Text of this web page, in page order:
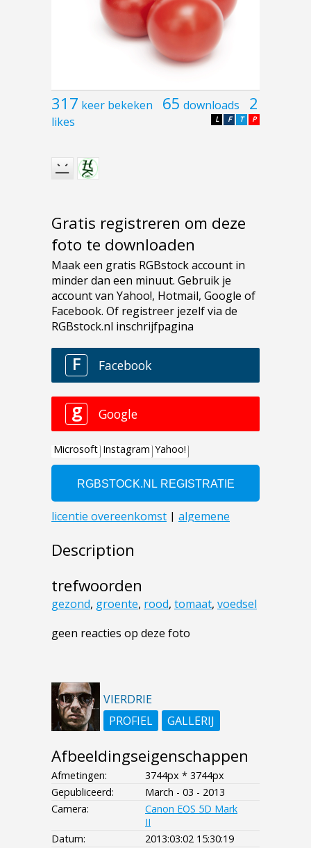
317 keer bekeken 65 downloads 2
likes P
T
F
L
Gratis registreren om deze
foto te downloaden
Description
trefwoorden
gezond, groente, rood, tomaat, voedsel
geen reacties op deze foto
VIERDRIE
PROFIEL
GALLERIJ
Afbeeldingseigenschappen
Afmetingen:
3744px * 3744px
Gepubliceerd:
March - 03 - 2013
Camera:
Canon EOS 5D Mark
II
Datum:
2013:03:02 15:30:19